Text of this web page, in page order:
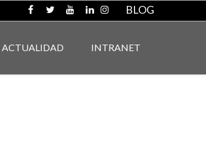
BLOG
ACTUALIDAD INTRANET